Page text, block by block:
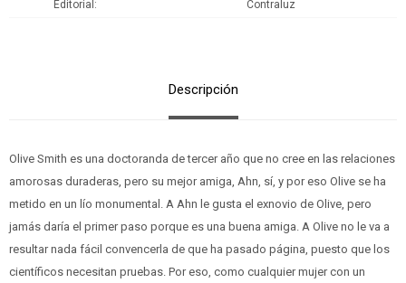
Editorial Contraluz
Descripción
Olive Smith es una doctoranda de tercer año que no cree en las relaciones
amorosas duraderas, pero su mejor amiga, Ahn, sí, y por eso Olive se ha
metido en un lío monumental. A Ahn le gusta el exnovio de Olive, pero
jamás daría el primer paso porque es una buena amiga. A Olive no le va a
resultar nada fácil convencerla de que ha pasado página, puesto que los
científicos necesitan pruebas. Por eso, como cualquier mujer con un